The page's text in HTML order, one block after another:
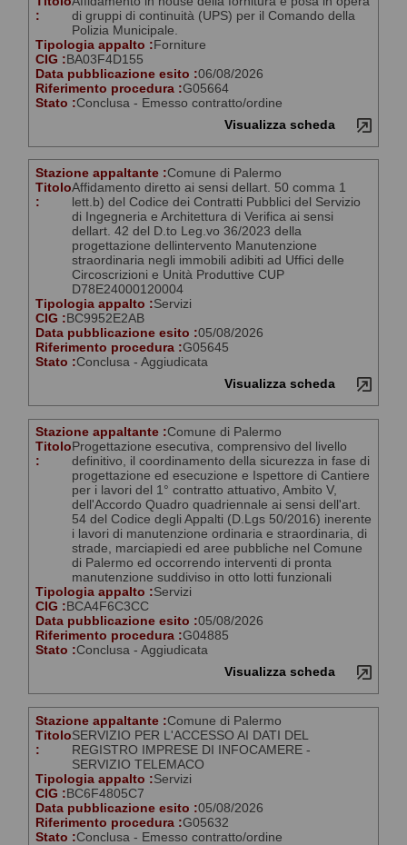
:
di gruppi di continuità (UPS) per il Comando della
Polizia Municipale.
Tipologia appalto : Forniture
CIG : BA03F4D155
Data pubblicazione esito :06/08/2026
Riferimento procedura :G05664
Stato :Conclusa - Emesso contratto/ordine
Visualizza scheda
Stazione appaltante :Comune di Palermo
Titolo
:
Affidamento diretto ai sensi dellart. 50 comma 1
lett.b) del Codice dei Contratti Pubblici del Servizio
di Ingegneria e Architettura di Verifica ai sensi
dellart. 42 del D.to Leg.vo 36/2023 della
progettazione dellintervento Manutenzione
straordinaria negli immobili adibiti ad Uffici delle
Circoscrizioni e Unità Produttive CUP
D78E24000120004
Tipologia appalto :Servizi
CIG : BC9952E2AB
Data pubblicazione esito :05/08/2026
Riferimento procedura :G05645
Stato :Conclusa - Aggiudicata
Visualizza scheda
Stazione appaltante :Comune di Palermo
Titolo
:
Progettazione esecutiva, comprensivo del livello
definitivo, il coordinamento della sicurezza in fase di
progettazione ed esecuzione e Ispettore di Cantiere
per i lavori del 1° contratto attuativo, Ambito V,
dell'Accordo Quadro quadriennale ai sensi dell'art.
54 del Codice degli Appalti (D.Lgs 50/2016) inerente
i lavori di manutenzione ordinaria e straordinaria, di
strade, marciapiedi ed aree pubbliche nel Comune
di Palermo ed occorrendo interventi di pronta
manutenzione suddiviso in otto lotti funzionali
Tipologia appalto :Servizi
CIG : BCA4F6C3CC
Data pubblicazione esito :05/08/2026
Riferimento procedura :G04885
Stato :Conclusa - Aggiudicata
Visualizza scheda
Stazione appaltante :Comune di Palermo
Titolo
:
SERVIZIO PER L'ACCESSO AI DATI DEL
REGISTRO IMPRESE DI INFOCAMERE -
SERVIZIO TELEMACO
Tipologia appalto :Servizi
CIG :BC6F4805C7
Data pubblicazione esito :05/08/2026
Riferimento procedura :G05632
Stato :Conclusa - Emesso contratto/ordine